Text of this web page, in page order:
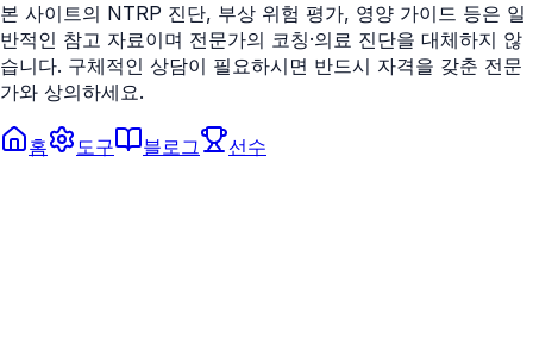
본 사이트의 NTRP 진단, 부상 위험 평가, 영양 가이드 등은 일
반적인 참고 자료이며 전문가의 코칭·의료 진단을 대체하지 않
습니다. 구체적인 상담이 필요하시면 반드시 자격을 갖춘 전문
가와 상의하세요.
홈 도구 블로그 선수